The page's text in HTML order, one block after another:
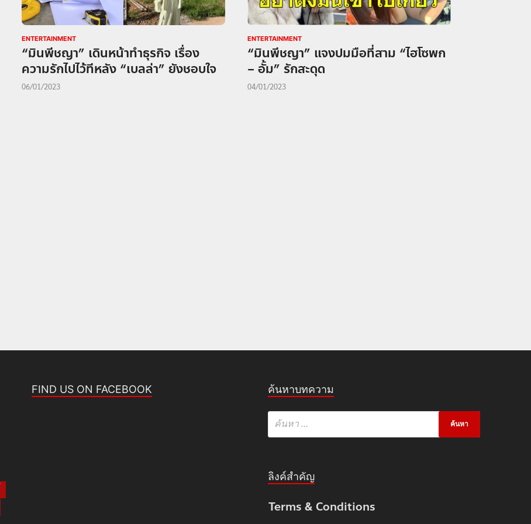
ENTERTAINMENT
“มินพีชญา” เดินหน้าทำธุรกิจ เรื่อง
ความรักไปไว้ทีหลัง “เบลล่า” ยังชอบใจ
06/01/2023
ENTERTAINMENT
“มินพีชญา” แจงปมมือที่สาม “ไฮโซพก
– อั้ม” รักสะดุด
04/01/2023
FIND US ON FACEBOOK ค้นหาบทความ
ลิงค์สำคัญ
Terms & Conditions